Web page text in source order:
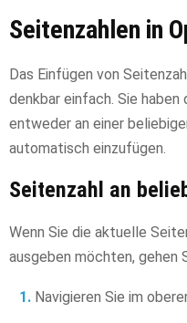
Seitenzahlen in
Das Einfügen von
denkbar einfach. Sie haben
entweder an einer
automatisch einzufügen.
Seitenzahl an
Wenn Sie die aktuelle
ausgeben möchten, gehen
Navigieren Sie im